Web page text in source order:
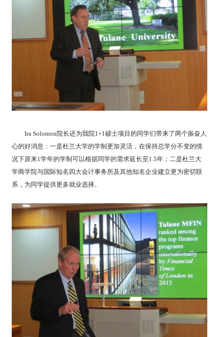
Ira Solomon院长还为我院1+1硕士项目的同学们带来了两个振奋人
心的好消息：一是杜兰大学的学制更加灵活，在保持总学分不变的情
况下原来1学年的学制可以根据同学的需求延长至1.5年；二是杜兰大
学商学院与国际知名四大会计事务所及其他知名企业建立更为密切联
系，为同学提供更多就业选择。